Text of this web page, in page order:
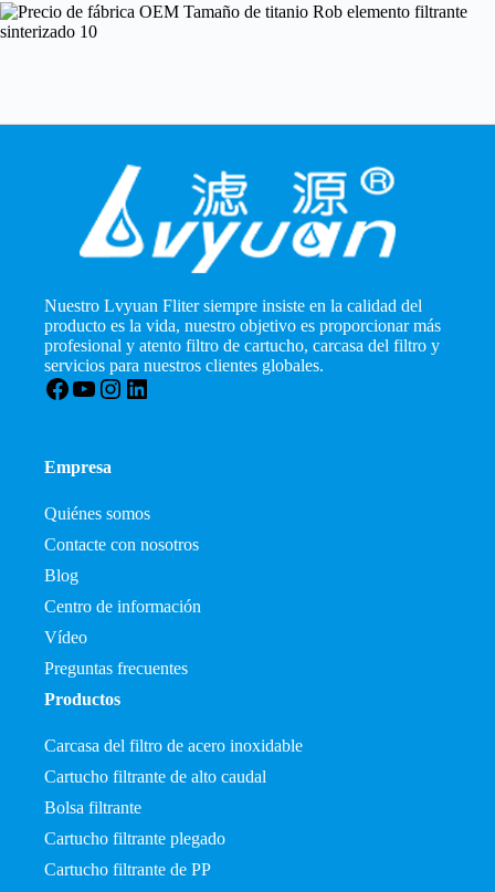
Nuestro Lvyuan Fliter siempre insiste en la calidad del
producto es la vida, nuestro objetivo es proporcionar más
profesional y atento filtro de cartucho, carcasa del filtro y
servicios para nuestros clientes globales.
Facebook
YouTube
Instagram
LinkedIn
Empresa
Quiénes somos
Contacte con nosotros
Blog
Centro de información
Vídeo
Preguntas frecuentes
Productos
Carcasa del filtro de acero inoxidable
Cartucho filtrante de alto caudal
Bolsa filtrante
Cartucho filtrante plegado
Cartucho filtrante de PP